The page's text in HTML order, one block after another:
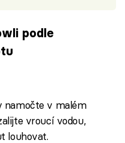
podle
namočte v malém
vroucí vodou,
louhovat.